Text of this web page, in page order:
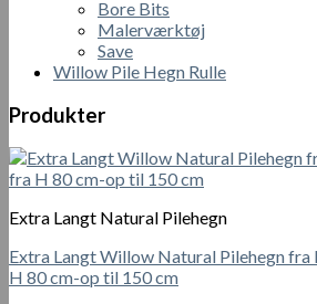
Bore Bits
Malerværktøj
Save
Willow Pile Hegn Rulle
Produkter
Extra Langt Natural Pilehegn
Extra Langt Willow Natural Pilehegn fra
H 80 cm-op til 150 cm